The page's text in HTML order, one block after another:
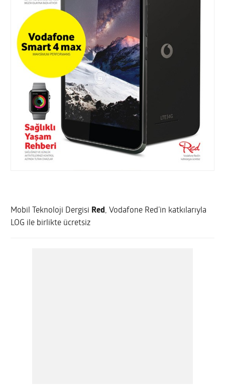
Mobil Teknoloji Dergisi Red , Vodafone Red’in katkılarıyla
LOG ile birlikte ücretsiz